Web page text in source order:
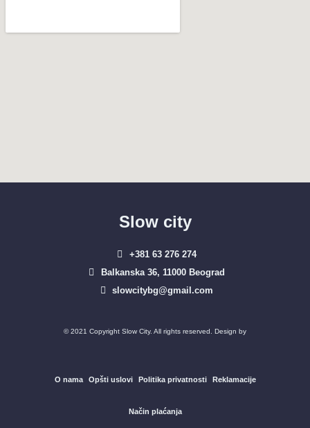
Slow city
+381 63 276 274​
Balkanska 36, 11000 Beograd​
slowcitybg@gmail.com
© 2021 Copyright Slow City. All rights reserved. Design by
O nama Opšti uslovi Politika privatnosti Reklamacije
Način plaćanja